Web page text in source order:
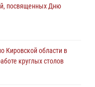
посвященных Дню
Кировской области в
круглых столов